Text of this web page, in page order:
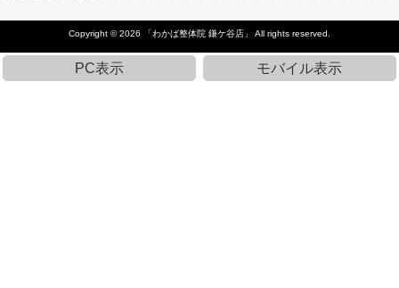
Copyright © 2026 「わかば整体院 鎌ケ谷店」 All rights reserved.
PC表示 モバイル表示